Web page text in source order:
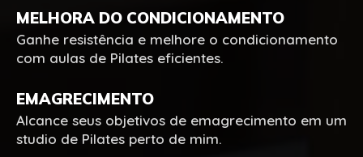
MELHORA DO CONDICIONAMENTO
Ganhe resistência e melhore o condicionamento
com aulas de Pilates eficientes.
EMAGRECIMENTO
Alcance seus objetivos de emagrecimento em um
studio de Pilates perto de mim.